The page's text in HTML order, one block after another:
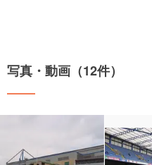
写真・動画（12件）